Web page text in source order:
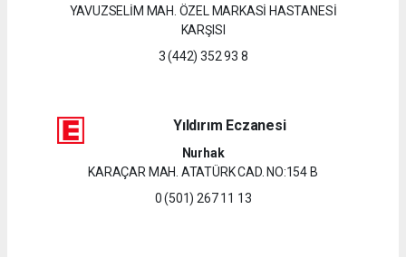
YAVUZSELİM MAH. ÖZEL MARKASİ HASTANESİ
KARŞISI
3 (442) 352 93 8
Yıldırım Eczanesi
Nurhak
KARAÇAR MAH. ATATÜRK CAD. NO:154 B
0 (501) 267 11 13